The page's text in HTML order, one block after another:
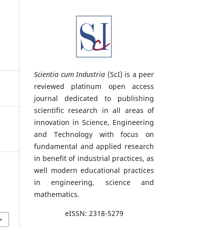
Scientia cum Industria (ScI) is a peer
reviewed platinum open access
journal dedicated to publishing
scientific research in all areas of
innovation in Science, Engineering
and Technology with focus on
fundamental and applied research
in benefit of industrial practices, as
well modern educational practices
in engineering, science and
mathematics.
eISSN: 2318-5279